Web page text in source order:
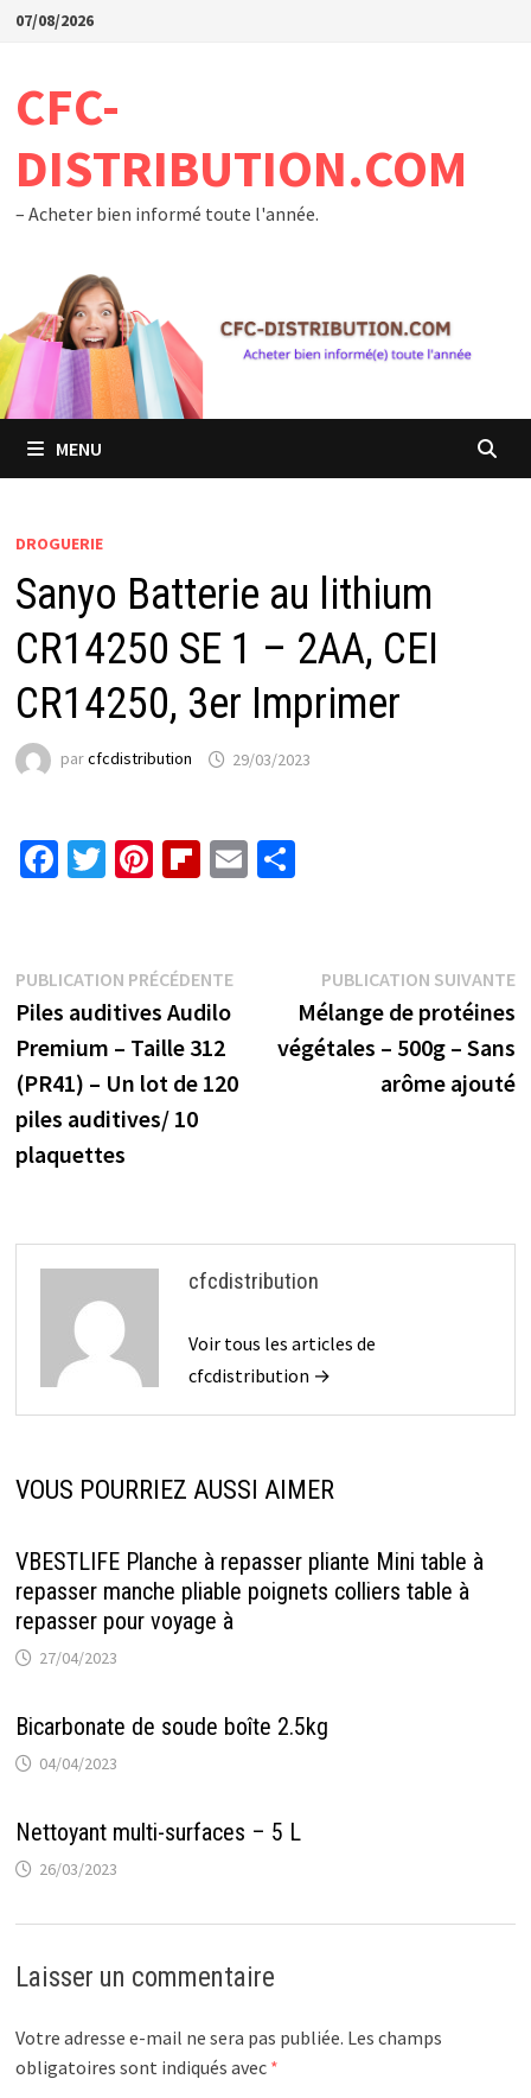
Passer
07/08/2026
CFC-
DISTRIBUTION.COM
– Acheter bien informé toute l'année.
MENU
DROGUERIE
Sanyo Batterie au lithium
CR14250 SE 1 – 2AA, CEI
CR14250, 3er Imprimer
parcfcdistribution 29/03/2023
Fa
o
o
k
T
er
Pi
es
t
Fl
o
ar
d
E P
ge
r
Navigation
de
l’article
PUBLICATION PRÉCÉDENTEPublication
précédente :
Piles auditives Audilo
Premium – Taille 312
(PR41) – Un lot de 120
piles auditives/ 10
plaquettes
PUBLICATION SUIVANTE
Mélange de protéines
végétales – 500g – Sans
arôme ajouté
cfcdistribution
Voir tous les articles de
cfcdistribution →
VOUS POURRIEZ AUSSI AIMER
VBESTLIFE Planche à repasser pliante Mini table à
repasser manche pliable poignets colliers table à
repasser pour voyage à
27/04/2023
Bicarbonate de soude boîte 2.5kg
04/04/2023
Nettoyant multi-surfaces – 5 L
26/03/2023
Laisser un commentaire
Votre adresse e-mail ne sera pas publiée. Les champs
obligatoires sont indiqués avec *